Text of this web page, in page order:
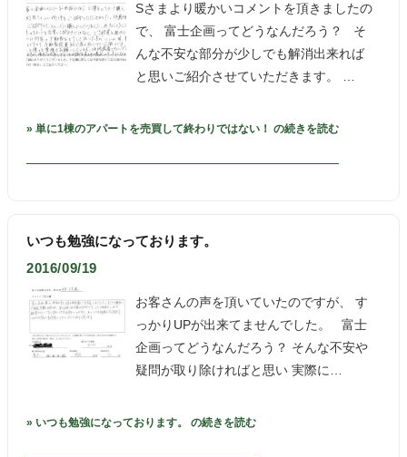
Sさまより暖かいコメントを頂きましたの
で、 富士企画ってどうなんだろう？ そ
んな不安な部分が少しでも解消出来れば
と思いご紹介させていただきます。 …
» 単に1棟のアパートを売買して終わりではない！ の続きを読む
いつも勉強になっております。
2016/09/19
お客さんの声を頂いていたのですが、 す
っかりUPが出来てませんでした。 富士
企画ってどうなんだろう？ そんな不安や
疑問が取り除ければと思い 実際に…
» いつも勉強になっております。 の続きを読む